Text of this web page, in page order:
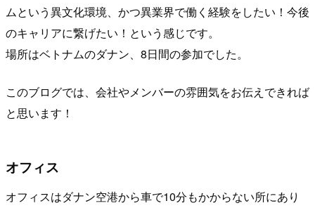
ムという異文化環境、かつ異業界で働く経験をしたい！今後
のキャリアに繋げたい！という感じです。
場所はベトナムのダナン、8日間の参加でした。
このブログでは、会社やメンバーの雰囲気をお伝えできれば
と思います！
オフィス
オフィスはダナン空港から車で10分もかからない所にあり